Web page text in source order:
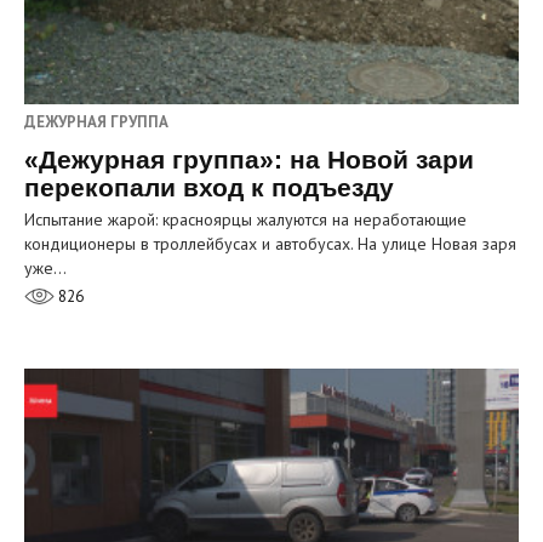
ДЕЖУРНАЯ ГРУППА
«Дежурная группа»: на Новой зари
перекопали вход к подъезду
Испытание жарой: красноярцы жалуются на неработающие
кондиционеры в троллейбусах и автобусах. На улице Новая заря
уже…
826